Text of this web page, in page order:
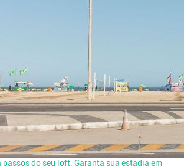
do seu loft. Garanta sua estadia em